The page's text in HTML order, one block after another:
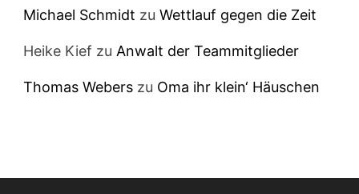
Michael Schmidt zuWettlauf gegen die Zeit
Heike Kief zu Anwalt der Teammitglieder
Thomas Webers zu Oma ihr klein‘ Häuschen